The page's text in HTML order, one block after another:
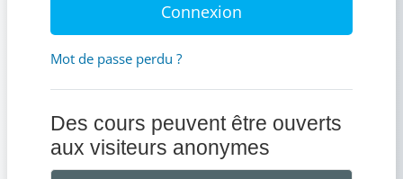
Connexion
Mot de passe perdu ?
Des cours peuvent être ouverts
aux visiteurs anonymes